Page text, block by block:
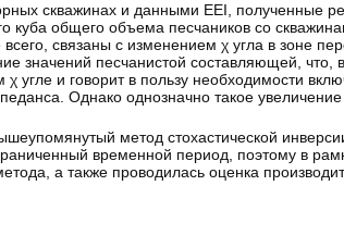
скважинах и данными EEI, полученные
куба общего объема песчаников со
связаны с изменением χ угла в зоне
значений песчанистой составляющей, что,
и говорит в пользу необходимости
Однако однозначно такое
метод стохастической
временной период, поэтому в
а также проводилась оценка